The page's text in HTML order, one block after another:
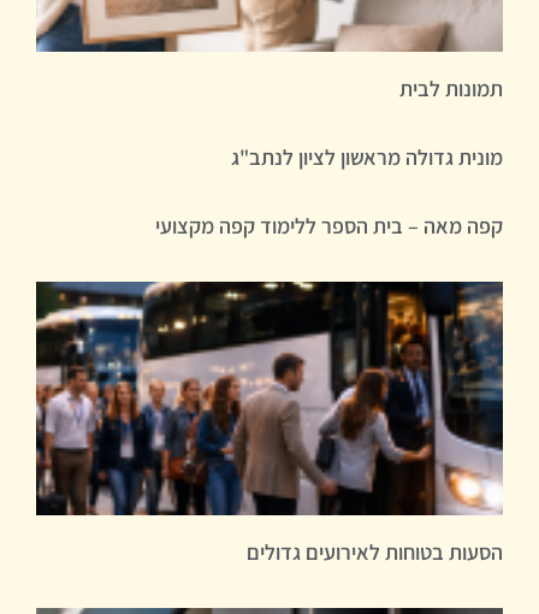
תמונות לבית
מונית גדולה מראשון לציון לנתב"ג
קפה מאה – בית הספר ללימוד קפה מקצועי
הסעות בטוחות לאירועים גדולים